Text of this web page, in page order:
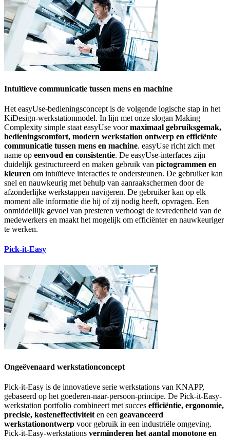
Intuïtieve communicatie tussen mens en machine
Het easyUse-bedieningsconcept is de volgende logische stap in het
KiDesign-werkstationmodel. In lijn met onze slogan Making
Complexity simple staat easyUse voormaximaal gebruiksgemak,
bedieningscomfort, modern werkstation ontwerp en efficiënte
communicatie tussen mens en machine. easyUse richt zich met
name op eenvoud en consistentie. De easyUse-interfaces zijn
duidelijk gestructureerd en maken gebruik van pictogrammen en
kleuren om intuïtieve interacties te ondersteunen. De gebruiker kan
snel en nauwkeurig met behulp van aanraakschermen door de
afzonderlijke werkstappen navigeren. De gebruiker kan op elk
moment alle informatie die hij of zij nodig heeft, opvragen. Een
onmiddellijk gevoel van presteren verhoogt de tevredenheid van de
medewerkers en maakt het mogelijk om efficiënter en nauwkeuriger
te werken.
Pick-it-Easy
Ongeëvenaard werkstationconcept
Pick-it-Easy is de innovatieve serie werkstations van KNAPP,
gebaseerd op het goederen-naar-persoon-principe. De Pick-it-Easy-
werkstation portfolio combineert met succes efficiëntie, ergonomie,
precisie, kosteneffectiviteit en een geavanceerd
werkstationontwerp voor gebruik in een industriële omgeving.
Pick-it-Easy-werkstations verminderen het aantal monotone en